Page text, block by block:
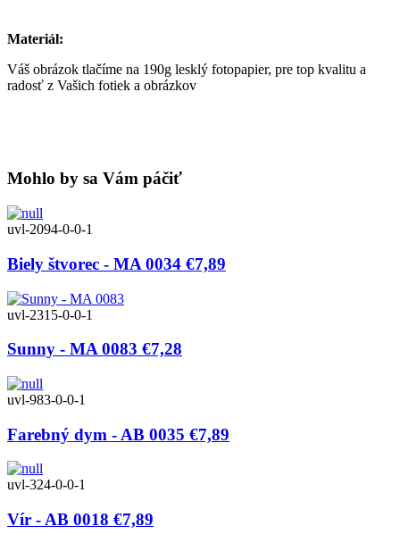
Materiál:
Váš obrázok tlačíme na 190g lesklý fotopapier, pre top kvalitu a
radosť z Vašich fotiek a obrázkov
Mohlo by sa Vám páčiť
uvl-2094-0-0-1
Biely štvorec - MA 0034 €7,89
uvl-2315-0-0-1
Sunny - MA 0083 €7,28
uvl-983-0-0-1
Farebný dym - AB 0035 €7,89
uvl-324-0-0-1
Vír - AB 0018 €7,89